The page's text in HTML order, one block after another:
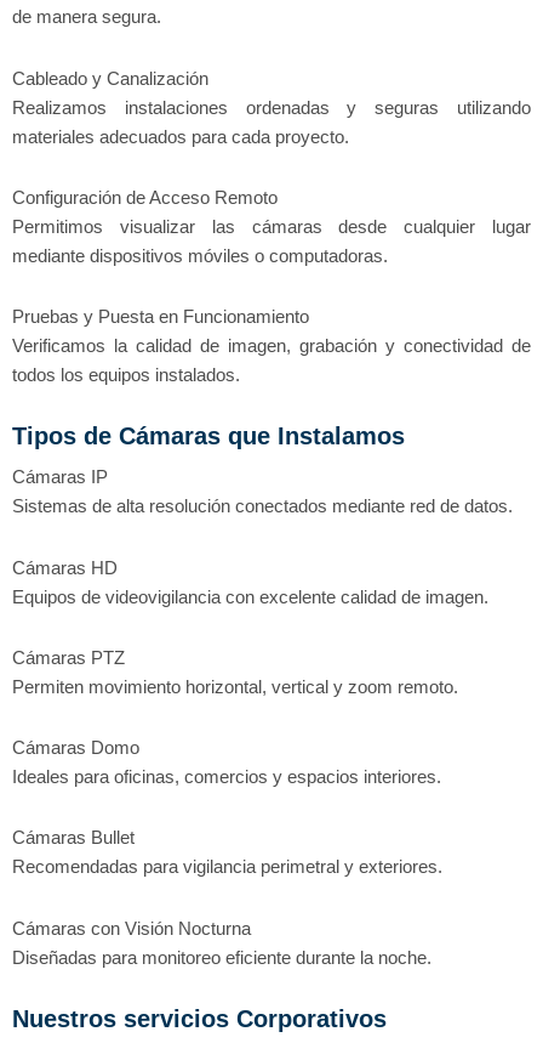
de manera segura.
Cableado y Canalización
Realizamos instalaciones ordenadas y seguras utilizando
materiales adecuados para cada proyecto.
Configuración de Acceso Remoto
Permitimos visualizar las cámaras desde cualquier lugar
mediante dispositivos móviles o computadoras.
Pruebas y Puesta en Funcionamiento
Verificamos la calidad de imagen, grabación y conectividad de
todos los equipos instalados.
Tipos de Cámaras que Instalamos
Cámaras IP
Sistemas de alta resolución conectados mediante red de datos.
Cámaras HD
Equipos de videovigilancia con excelente calidad de imagen.
Cámaras PTZ
Permiten movimiento horizontal, vertical y zoom remoto.
Cámaras Domo
Ideales para oficinas, comercios y espacios interiores.
Cámaras Bullet
Recomendadas para vigilancia perimetral y exteriores.
Cámaras con Visión Nocturna
Diseñadas para monitoreo eficiente durante la noche.
Nuestros servicios Corporativos